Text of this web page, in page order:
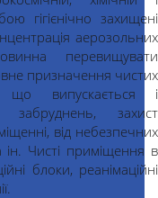
гігієнічно захищені
аерозольних
перевищувати
призначення чистих
що випускається і
захист
від небезпечних
ін. Чисті приміщення в
блоки, реанімаційні